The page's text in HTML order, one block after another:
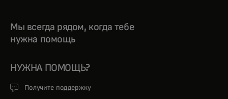
Мы всегда рядом, когда тебе
нужна помощь
НУЖНА ПОМОЩЬ?
Получите поддержку